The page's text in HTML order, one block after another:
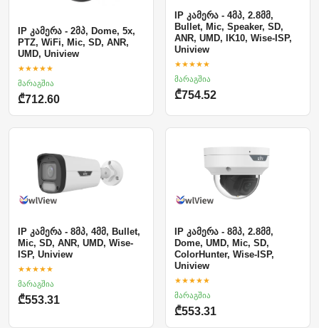
IP კამერა - 2მპ, Dome, 5x,
PTZ, WiFi, Mic, SD, ANR,
UMD, Uniview
★★★★★
მარაგშია
₾712.60
IP კამერა - 4მპ, 2.8მმ,
Bullet, Mic, Speaker, SD,
ANR, UMD, IK10, Wise-ISP,
Uniview
★★★★★
მარაგშია
₾754.52
IP კამერა - 8მპ, 4მმ, Bullet,
Mic, SD, ANR, UMD, Wise-
ISP, Uniview
★★★★★
მარაგშია
₾553.31
IP კამერა - 8მპ, 2.8მმ,
Dome, UMD, Mic, SD,
ColorHunter, Wise-ISP,
Uniview
★★★★★
მარაგშია
₾553.31